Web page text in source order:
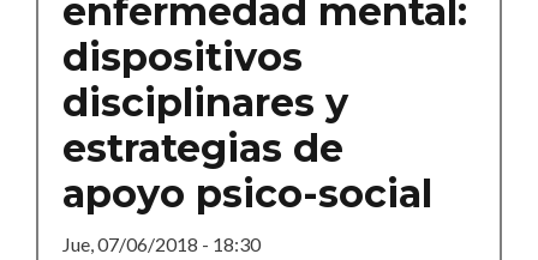
enfermedad mental:
dispositivos
disciplinares y
estrategias de
apoyo psico-social
Jue, 07/06/2018 - 18:30